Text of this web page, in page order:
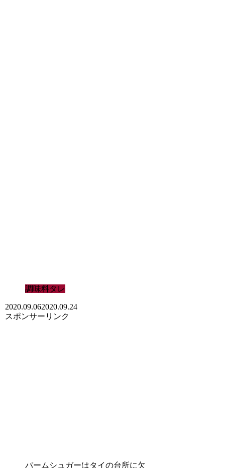
調味料タレ
2020.09.062020.09.24
スポンサーリンク
パームシュガーはタイの台所に欠